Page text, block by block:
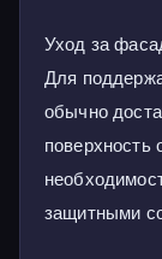
Уход за
Для
обычно
поверхность
защитными